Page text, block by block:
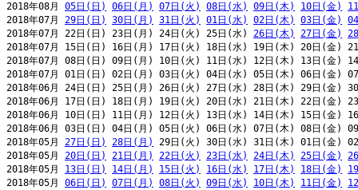
2018年08月 05日(日) 06日(月) 07日(火) 08日(水) 09日(木) 10日(金)
2018年07月 29日(日) 30日(月) 31日(火) 01日(水) 02日(木) 03日(金)
2018年07月 22日(日) 23日(月) 24日(火) 25日(水) 26日(木) 27日(金)
2018年07月 15日(日) 16日(月) 17日(火) 18日(水) 19日(木) 20日(金)
2018年07月 08日(日) 09日(月) 10日(火) 11日(水) 12日(木) 13日(金)
2018年07月 01日(日) 02日(月) 03日(火) 04日(水) 05日(木) 06日(金)
2018年06月 24日(日) 25日(月) 26日(火) 27日(水) 28日(木) 29日(金)
2018年06月 17日(日) 18日(月) 19日(火) 20日(水) 21日(木) 22日(金)
2018年06月 10日(日) 11日(月) 12日(火) 13日(水) 14日(木) 15日(金)
2018年06月 03日(日) 04日(月) 05日(火) 06日(水) 07日(木) 08日(金)
2018年05月 27日(日) 28日(月)
29日(火) 30日(水) 31日(木) 01日(金)
2018年05月 20日(日) 21日(月) 22日(火) 23日(水) 24日(木) 25日(金)
2018年05月 13日(日) 14日(月) 15日(火) 16日(水) 17日(木) 18日(金)
2018年05月 06日(日) 07日(月) 08日(火) 09日(水) 10日(木) 11日(金)